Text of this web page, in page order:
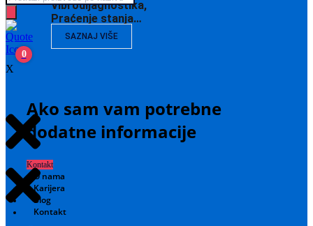
Vibrodijagnostika,
Praćenje stanja…
SAZNAJ VIŠE
Ako sam vam potrebne
dodatne informacije
Kontakt
O nama
Karijera
Blog
Kontakt
search
0
X